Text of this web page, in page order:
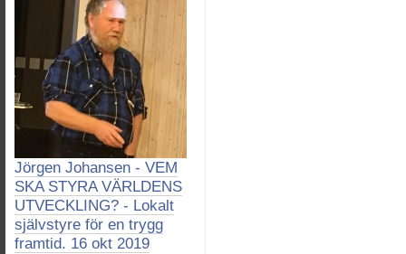
Jörgen Johansen - VEM
SKA STYRA VÄRLDENS
UTVECKLING? - Lokalt
självstyre för en trygg
framtid. 16 okt 2019